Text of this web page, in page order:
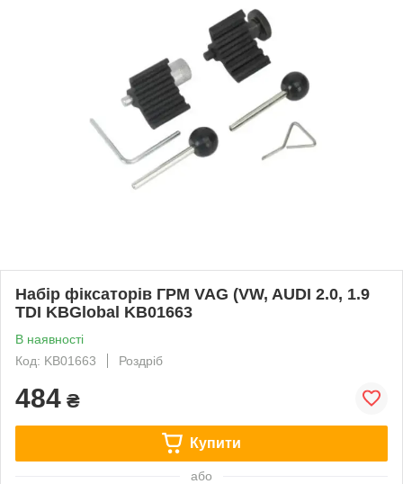
Набір фіксаторів ГРМ VAG (VW, AUDI 2.0, 1.9
TDI KBGlobal KB01663
В наявності
Код: KB01663
Роздріб
484 ₴
Купити
або